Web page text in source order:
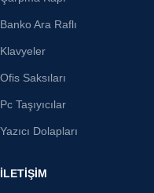
Banko Ara Raflı
Klavyeler
Ofis Saksıları
Pc Taşıyıcılar
Yazıcı Dolapları
İLETİŞİM